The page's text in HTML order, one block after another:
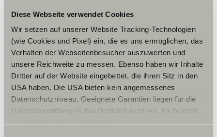
Diese Webseite verwendet Cookies
Wir setzen auf unserer Website Tracking-Technologien
(wie Cookies und Pixel) ein, die es uns ermöglichen, das
Verhalten der Webseitenbesucher auszuwerten und
unsere Reichweite zu messen. Ebenso haben wir Inhalte
Dritter auf der Website eingebettet, die ihren Sitz in den
USA haben. Die USA bieten kein angemessenes
Datenschutzniveau. Geeignete Garantien liegen für die
Datenübermittlung in das Drittland nicht vor. Es besteht
Horario
FAHRZEUGVERKAUF
Ajustes de cookies